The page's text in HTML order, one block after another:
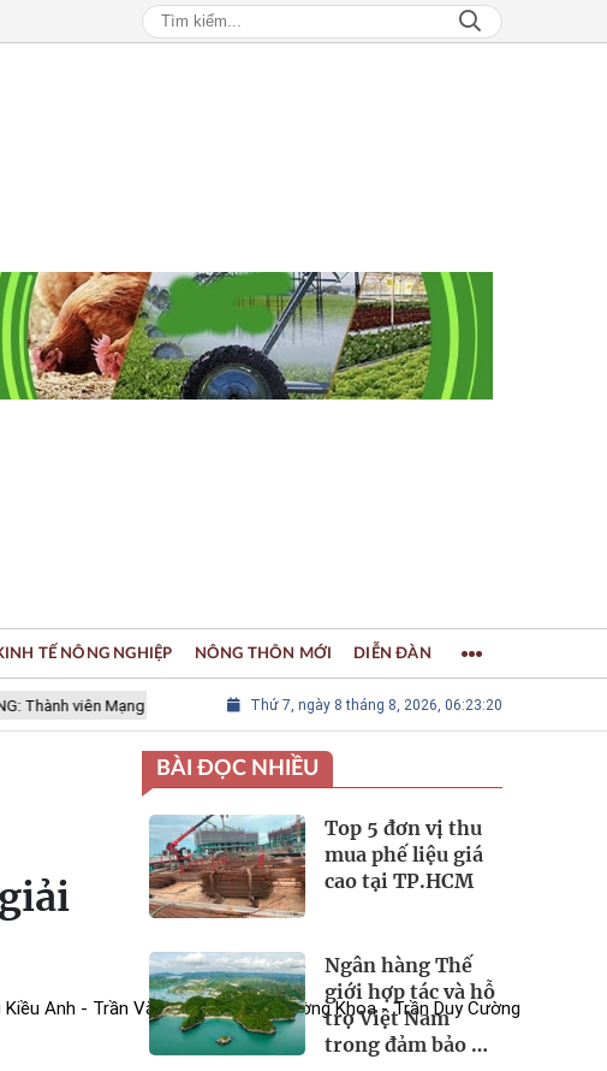
Thành viên Mạng lưới các Thành phố Thủ công sáng tạo Thế giới
Thứ 7, ngày 8 tháng 8, 2026, 06:23:21
TẾ NÔNG NGHIỆP NÔNG THÔN MỚI DIỄN ĐÀN
Anh - Trần Văn Ơn - Nguyễn Trường Khoa - Trần Duy Cường
BÀI ĐỌC NHIỀU
Top 5 đơn vị thu
mua phế liệu giá
cao tại TP.HCM
Ngân hàng Thế
giới hợp tác và hỗ
trợ Việt Nam
trong đảm bảo an